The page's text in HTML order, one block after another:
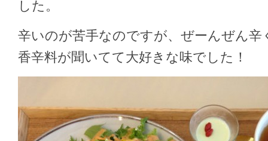
した。
辛いのが苦手なのですが、ぜーんぜん辛
香辛料が聞いてて大好きな味でした！